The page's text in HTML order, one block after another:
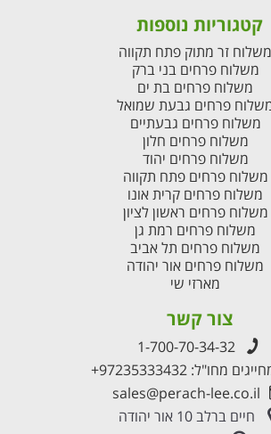
קטגוריות נוספות
משלוח זר מתוק פתח תקווה
משלוח פרחים בני ברק
משלוח פרחים בת ים
פרחים גבעת שמואל
משלוח פרחים גבעתיים
משלוח פרחים חלון
משלוח פרחים יהוד
משלוח פרחים פתח תקווה
משלוח פרחים קרית אונו
משלוח פרחים ראשון לציון
משלוח פרחים רמת גן
משלוח פרחים תל אביב
משלוח פרחים אור יהודה
מארזי שי
צור קשר
1-700-70-34-32
מחו"ל:+97235333432
sales@perach-lee.co.il
חיים ברלב 10 אור יהודה